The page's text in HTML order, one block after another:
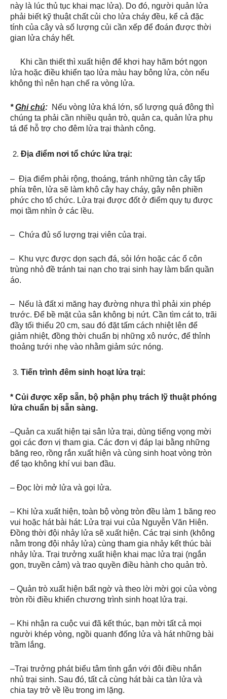
này là lúc thủ tục khai mạc lửa). Do đó, người quản lửa
phải biết kỹ thuật chất củi cho lửa cháy đều, kể cả đặc
tính của cây và số lượng củi cần xếp để đoán được thời
gian lửa cháy hết.
Khi cần thiết thì xuất hiện để khơi hay hãm bớt ngọn
lửa hoặc điều khiển tạo lửa màu hay bông lửa, còn nếu
không thì nên hạn chế ra vòng lửa.
* Ghi chú: Nếu vòng lửa khá lớn, số lượng quá đông thì
chúng ta phải cần nhiều quản trò, quản ca, quản lửa phụ
tá để hỗ trợ cho đêm lửa trại thành công.
Địa điểm nơi tổ chức lửa trại:
– Địa điểm phải rộng, thoáng, tránh những tàn cây tấp
phía trên, lửa sẽ làm khô cây hay cháy, gây nên phiền
phức cho tổ chức. Lửa trại được đốt ở điểm quy tụ được
mọi tầm nhìn ở các lều.
– Chứa đủ số lượng trại viên của trại.
– Khu vực được dọn sạch đá, sỏi lớn hoặc các ổ côn
trùng nhỏ đề tránh tai nạn cho trại sinh hay làm bẩn quần
áo.
– Nếu là đất xi măng hay đường nhựa thì phải xin phép
trước. Để bề mặt của sân không bị nứt. Cần tìm cát to, trãi
đầy tối thiểu 20 cm, sau đó đặt tấm cách nhiệt lên để
giảm nhiệt, đồng thời chuẩn bị những xô nước, để thỉnh
thoảng tưới nhẹ vào nhằm giảm sức nóng.
Tiến trình đêm sinh hoạt lửa trại:
* Củi được xếp sẵn, bộ phận phụ trách lỹ thuật phóng
lửa chuẩn bị sẵn sàng.
–Quản ca xuất hiện tại sân lửa trại, dùng tiếng vọng mời
gọi các đơn vị tham gia. Các đơn vị đáp lại bằng những
băng reo, rồng rắn xuất hiện và cùng sinh hoạt vòng tròn
để tạo không khí vui ban đầu.
– Đọc lời mở lửa và gọi lửa.
– Khi lửa xuất hiện, toàn bộ vòng tròn đều làm 1 băng reo
vui hoặc hát bài hát: Lửa trại vui của Nguyễn Văn Hiên.
Đồng thời đội nhảy lửa sẽ xuất hiện. Các trại sinh (không
nằm trong đội nhảy lửa) cùng tham gia nhảy kết thúc bài
nhảy lửa. Trại trưởng xuất hiện khai mạc lửa trại (ngắn
gọn, truyền cảm) và trao quyền điều hành cho quản trò.
– Quản trò xuất hiện bất ngờ và theo lời mời gọi của vòng
tròn rồi điều khiển chương trình sinh hoạt lửa trại.
– Khi nhận ra cuộc vui đã kết thúc, bạn mời tất cả mọi
người khép vòng, ngồi quanh đống lửa và hát những bài
trầm lắng.
–Trại trưởng phát biểu tâm tình gắn với đôi điều nhắn
nhủ trại sinh. Sau đó, tất cả cùng hát bài ca tàn lửa và
chia tay trở về lều trong im lặng.